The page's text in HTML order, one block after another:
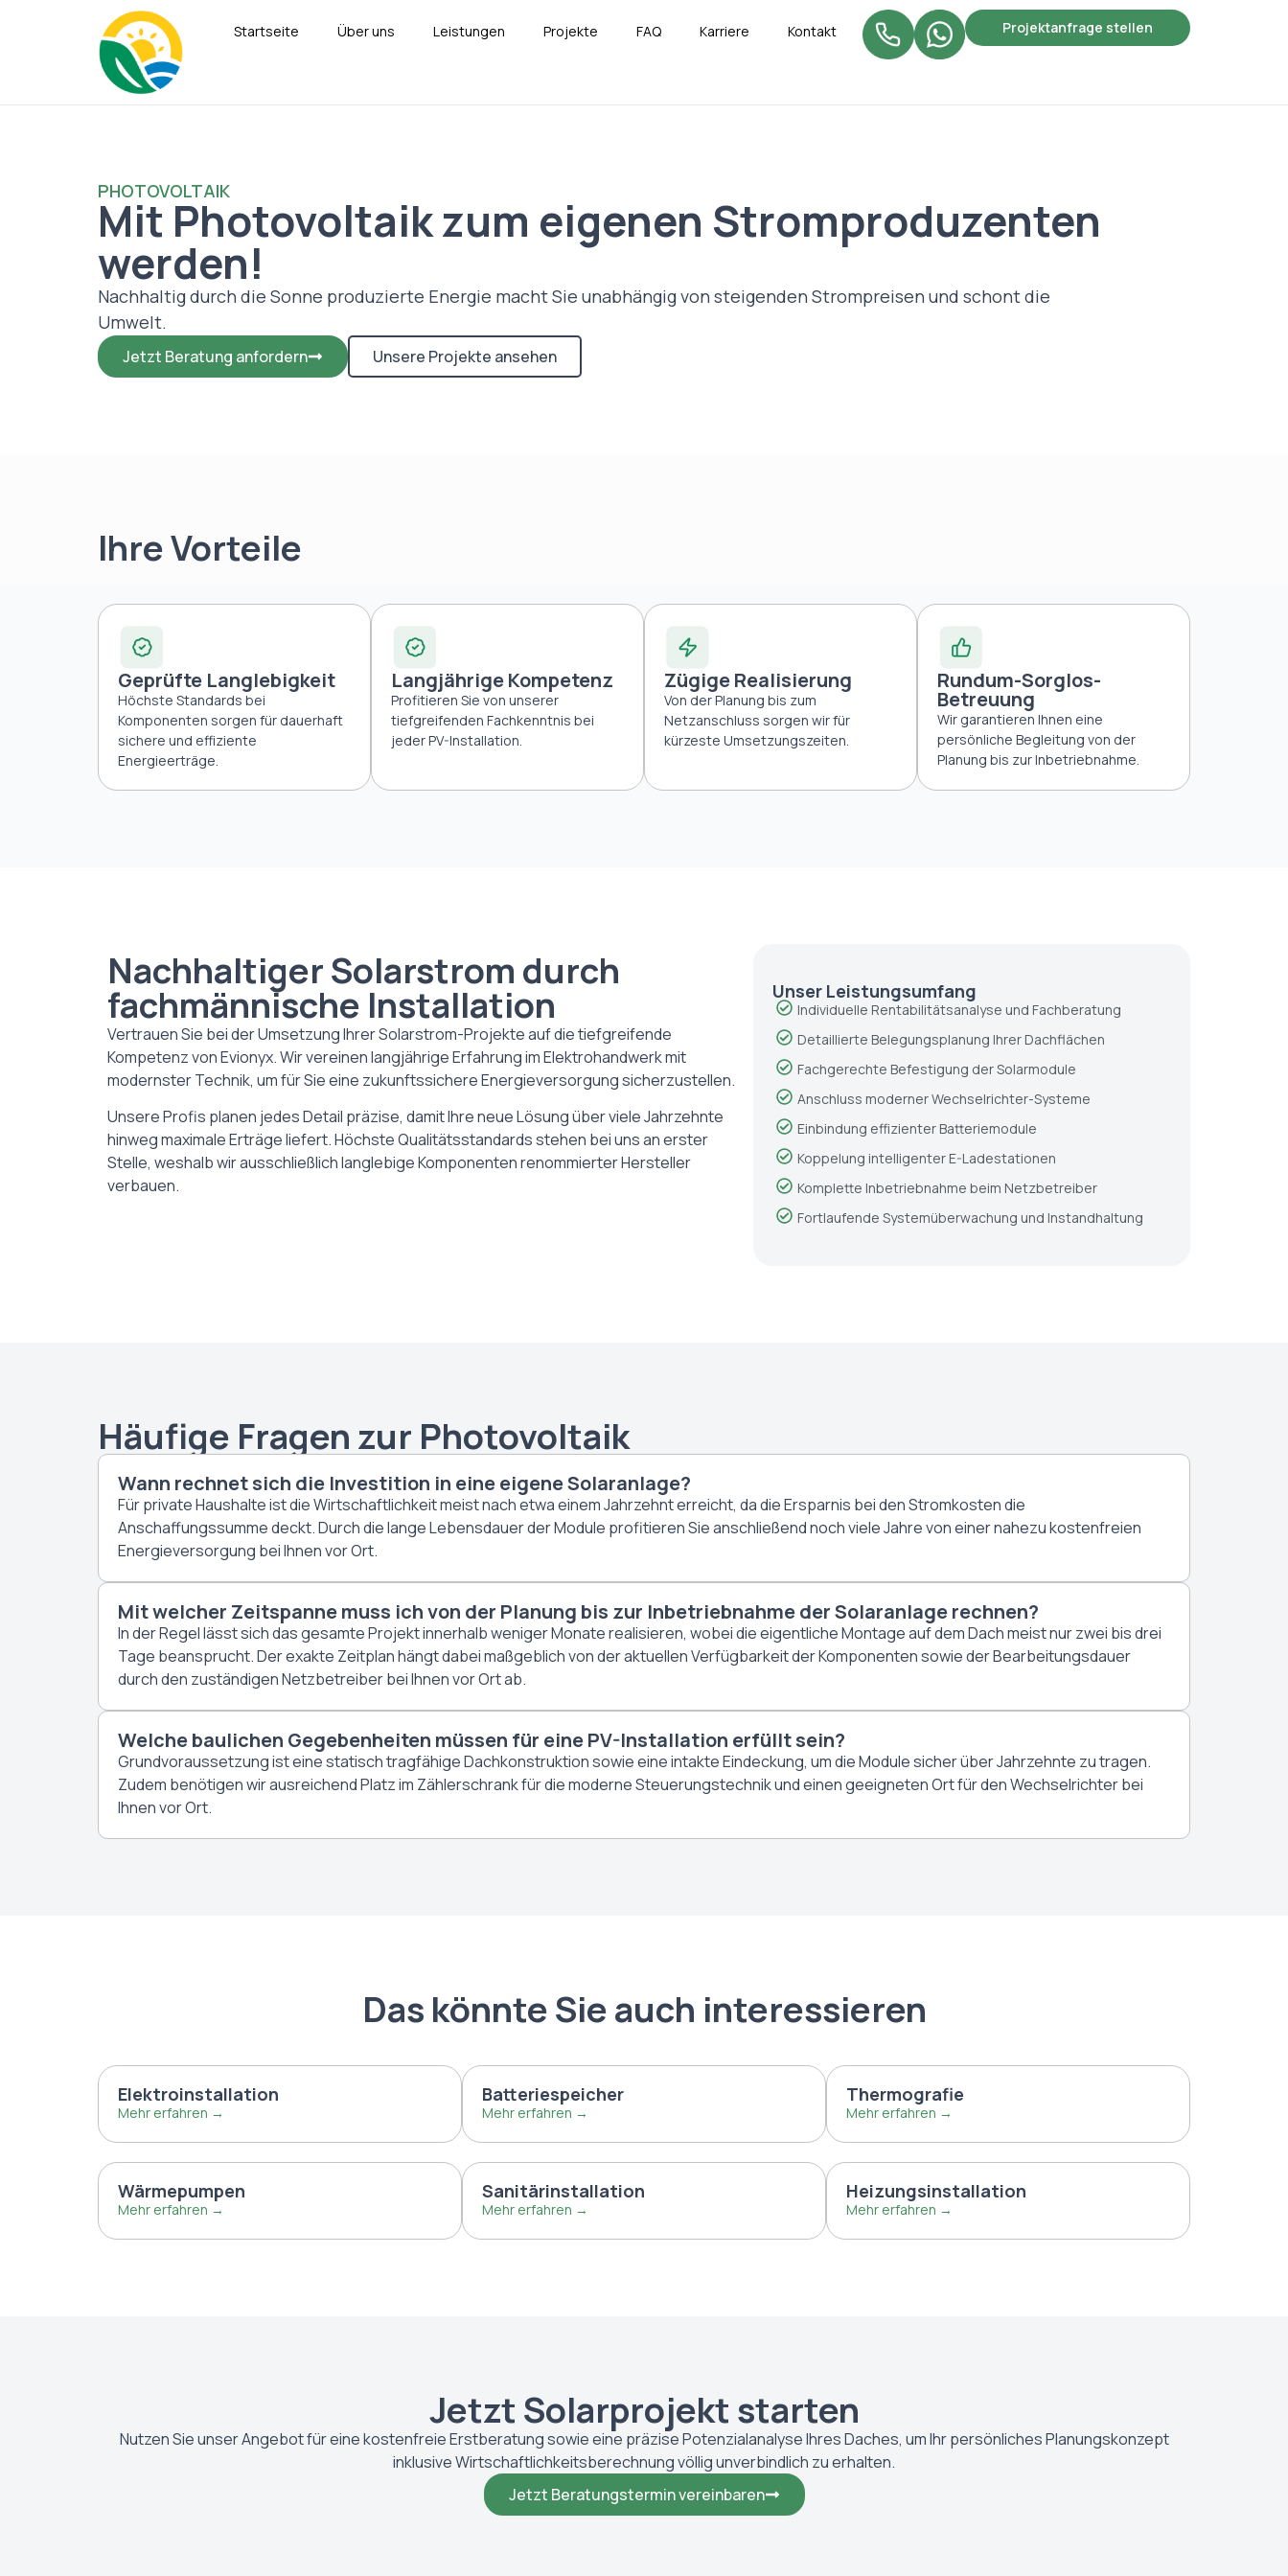
Startseite Über uns Leistungen Projekte FAQ Karriere Kontakt Projektanfrage stellen
PHOTOVOLTAIK
Mit Photovoltaik zum eigenen Stromproduzenten
werden!
Nachhaltig durch die Sonne produzierte Energie macht Sie unabhängig von steigenden Strompreisen und schont die
Umwelt.
Jetzt Beratung anfordern Unsere Projekte ansehen
Ihre Vorteile
Geprüfte Langlebigkeit
Höchste Standards bei
Komponenten sorgen für dauerhaft
sichere und effiziente
Energieerträge.
Langjährige Kompetenz
Profitieren Sie von unserer
tiefgreifenden Fachkenntnis bei
jeder PV-Installation.
Zügige Realisierung
Von der Planung bis zum
Netzanschluss sorgen wir für
kürzeste Umsetzungszeiten.
Rundum-Sorglos-
Betreuung
Wir garantieren Ihnen eine
persönliche Begleitung von der
Planung bis zur Inbetriebnahme.
Nachhaltiger Solarstrom durch
fachmännische Installation
Vertrauen Sie bei der Umsetzung Ihrer Solarstrom-Projekte auf die tiefgreifende
Kompetenz von Evionyx. Wir vereinen langjährige Erfahrung im Elektrohandwerk mit
modernster Technik, um für Sie eine zukunftssichere Energieversorgung sicherzustellen.
Unsere Profis planen jedes Detail präzise, damit Ihre neue Lösung über viele Jahrzehnte
hinweg maximale Erträge liefert. Höchste Qualitätsstandards stehen bei uns an erster
Stelle, weshalb wir ausschließlich langlebige Komponenten renommierter Hersteller
verbauen.
Unser Leistungsumfang
Individuelle Rentabilitätsanalyse und Fachberatung
Detaillierte Belegungsplanung Ihrer Dachflächen
Fachgerechte Befestigung der Solarmodule
Anschluss moderner Wechselrichter-Systeme
Einbindung effizienter Batteriemodule
Koppelung intelligenter E-Ladestationen
Komplette Inbetriebnahme beim Netzbetreiber
Fortlaufende Systemüberwachung und Instandhaltung
Häufige Fragen zur Photovoltaik
Wann rechnet sich die Investition in eine eigene Solaranlage?
Für private Haushalte ist die Wirtschaftlichkeit meist nach etwa einem Jahrzehnt erreicht, da die Ersparnis bei den Stromkosten die
Anschaffungssumme deckt. Durch die lange Lebensdauer der Module profitieren Sie anschließend noch viele Jahre von einer nahezu kostenfreien
Energieversorgung bei Ihnen vor Ort.
Mit welcher Zeitspanne muss ich von der Planung bis zur Inbetriebnahme der Solaranlage rechnen?
In der Regel lässt sich das gesamte Projekt innerhalb weniger Monate realisieren, wobei die eigentliche Montage auf dem Dach meist nur zwei bis drei
Tage beansprucht. Der exakte Zeitplan hängt dabei maßgeblich von der aktuellen Verfügbarkeit der Komponenten sowie der Bearbeitungsdauer
durch den zuständigen Netzbetreiber bei Ihnen vor Ort ab.
Welche baulichen Gegebenheiten müssen für eine PV-Installation erfüllt sein?
Grundvoraussetzung ist eine statisch tragfähige Dachkonstruktion sowie eine intakte Eindeckung, um die Module sicher über Jahrzehnte zu tragen.
Zudem benötigen wir ausreichend Platz im Zählerschrank für die moderne Steuerungstechnik und einen geeigneten Ort für den Wechselrichter bei
Ihnen vor Ort.
Das könnte Sie auch interessieren
Elektroinstallation
Mehr erfahren →
Batteriespeicher
Mehr erfahren →
Thermografie
Mehr erfahren →
Wärmepumpen
Mehr erfahren →
Sanitärinstallation
Mehr erfahren →
Heizungsinstallation
Mehr erfahren →
Jetzt Solarprojekt starten
Nutzen Sie unser Angebot für eine kostenfreie Erstberatung sowie eine präzise Potenzialanalyse Ihres Daches, um Ihr persönliches Planungskonzept
inklusive Wirtschaftlichkeitsberechnung völlig unverbindlich zu erhalten.
Jetzt Beratungstermin vereinbaren